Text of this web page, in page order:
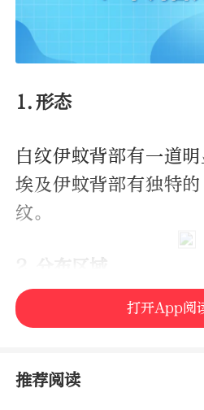
1.形态
白纹伊蚊背部有一道
埃及伊蚊背部有独特
纹。
白纹伊蚊在我国分布
打开App阅
推荐阅读